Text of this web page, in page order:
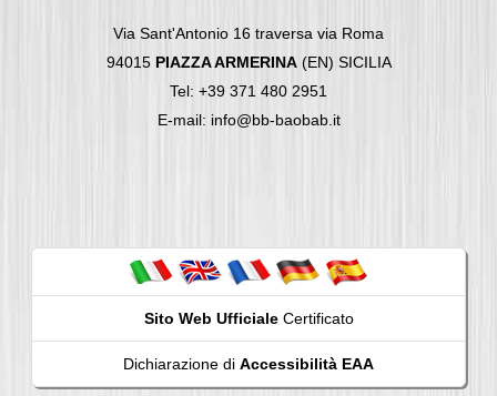
Via Sant'Antonio 16 traversa via Roma
94015 PIAZZA ARMERINA(EN) SICILIA
Tel: +39 371 480 2951
E-mail: info@bb-baobab.it
Sito Web UfficialeCertificato
Dichiarazione di Accessibilità EAA